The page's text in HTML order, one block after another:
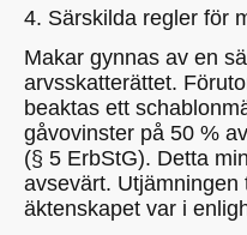
4. Särskilda regler för
Makar gynnas av en
arvsskatterättet.
beaktas ett
gåvovinster på 50 %
(§ 5 ErbStG). Detta
avsevärt.
äktenskapet var i